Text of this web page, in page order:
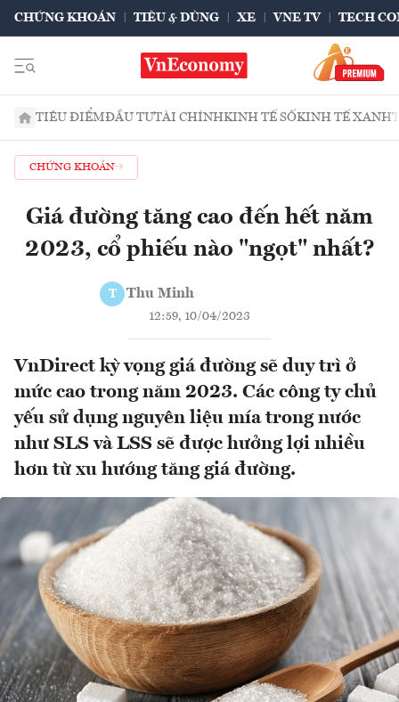
CHỨNG KHOÁN TIÊU & DÙNG XE VNE TV TECH
TIÊU ĐIỂMĐẦU TƯTÀI CHÍNHKINH TẾ SỐKINH TẾ XANH
CHỨNG KHOÁN
Giá đường tăng cao đến hết năm
2023, cổ phiếu nào "ngọt" nhất?
T Thu Minh
12:59, 10/04/2023
VnDirect kỳ vọng giá đường sẽ duy trì ở
mức cao trong năm 2023. Các công ty chủ
yếu sử dụng nguyên liệu mía trong nước
như SLS và LSS sẽ được hưởng lợi nhiều
hơn từ xu hướng tăng giá đường.